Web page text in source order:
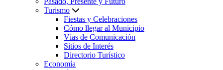
Turismo
Fiestas y Celebraciones
Cómo llegar al Municipio
Vías de Comunicación
Sitios de Interés
Directorio Turístico
Economía